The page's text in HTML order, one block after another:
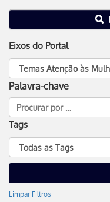
Eixos do Portal
Palavra-chave
Tags
Limpar Filtros